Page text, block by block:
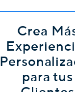
Crea
para tus